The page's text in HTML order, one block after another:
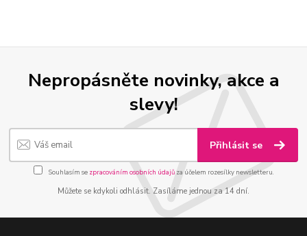
Nepropásněte novinky, akce a
slevy!
Přihlásit se
Souhlasím se zpracováním osobních údajůza účelem rozesílky newsletteru.
Můžete se kdykoli odhlásit. Zasíláme jednou za 14 dní.